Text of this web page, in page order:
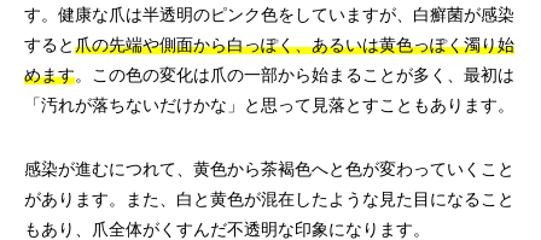
す。健康な爪は半透明のピンク色をしていますが、白癬菌が感染
すると爪の先端や側面から白っぽく、あるいは黄色っぽく濁り始
めます。この色の変化は爪の一部から始まることが多く、最初は
「汚れが落ちないだけかな」と思って見落とすこともあります。
感染が進むにつれて、黄色から茶褐色へと色が変わっていくこと
があります。また、白と黄色が混在したような見た目になること
もあり、爪全体がくすんだ不透明な印象になります。